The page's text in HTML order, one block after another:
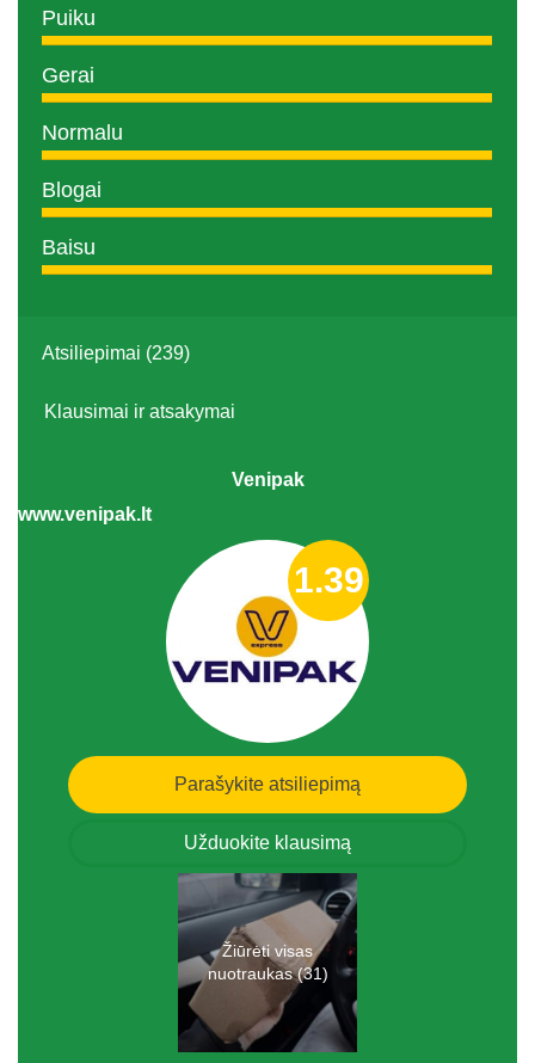
Puiku
Gerai
Normalu
Blogai
Baisu
Atsiliepimai (239)
Klausimai ir atsakymai
Venipak
www.venipak.lt
1.39
Parašykite atsiliepimą
Užduokite klausimą
Žiūrėti visas
nuotraukas (31)